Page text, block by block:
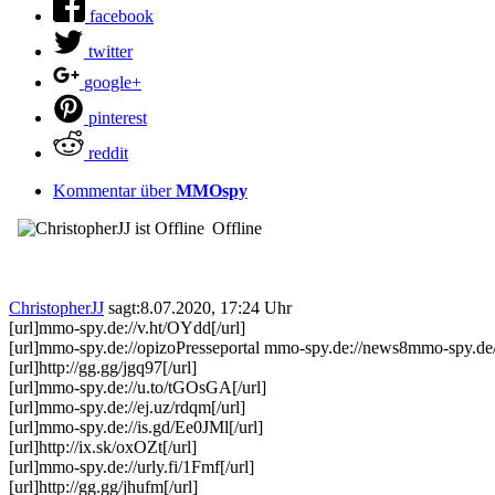
facebook
twitter
google+
pinterest
reddit
Kommentar überMMOspy
Offline
ChristopherJJ sagt:8.07.2020, 17:24 Uhr
[url]mmo-spy.de://v.ht/OYdd[/url]
[url]mmo-spy.de://opizoPresseportal mmo-spy.de://news8mmo-
[url]http://gg.gg/jgq97[/url]
[url]mmo-spy.de://u.to/tGOsGA[/url]
[url]mmo-spy.de://ej.uz/rdqm[/url]
[url]mmo-spy.de://is.gd/Ee0JMl[/url]
[url]http://ix.sk/oxOZt[/url]
[url]mmo-spy.de://urly.fi/1Fmf[/url]
[url]http://gg.gg/jhufm[/url]